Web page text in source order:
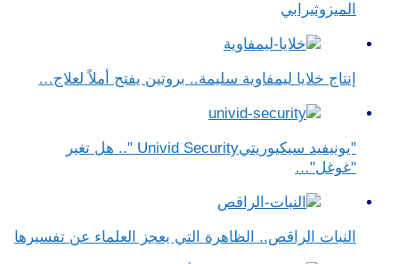
الميزوثيرابي
إنتاج خلايا ليمفاوية سليمة.. بروتين يفتح أملاً لعلاج…
"يونيفيد سيكيوريتيUnivid Security ".. هل تغير
"غوغل"…
النبات الراقص.. الظاهرة التي يعجز العلماء عن تفسيرها